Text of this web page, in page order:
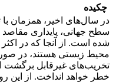
چکیده
در سال‌های اخیر، همزمان
سطح جهانی، پایداری
شده است. از آنجا که در
محیط زیستی هستند، در
تخریب‌های غیرقابل برگشت
خطر خواهد انداخت. از